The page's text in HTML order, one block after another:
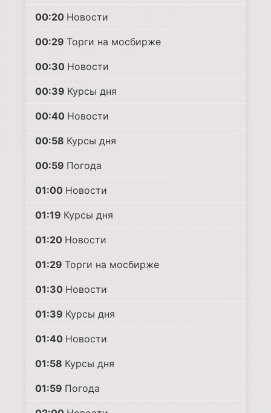
00:20 Новости
00:29 Торги на мосбирже
00:30 Новости
00:39 Курсы дня
00:40 Новости
00:58 Курсы дня
00:59 Погода
01:00 Новости
01:19 Курсы дня
01:20 Новости
01:29 Торги на мосбирже
01:30 Новости
01:39 Курсы дня
01:40 Новости
01:58 Курсы дня
01:59 Погода